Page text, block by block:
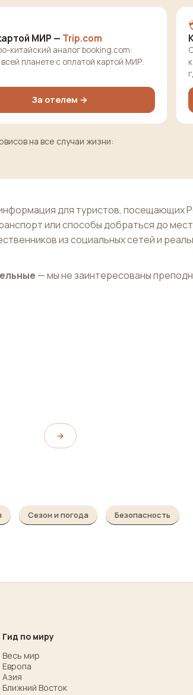
МИР — Trip.com
китайский аналог booking.com:
планете с оплатой картой МИР.
За отелем →
на все случаи жизни:
для туристов, посещающих
или способы добраться до
из социальных сетей и
— мы не заинтересованы
→
Сезон и погода Безопасность
Гид по миру
Весь мир
Европа
Азия
Ближний Восток